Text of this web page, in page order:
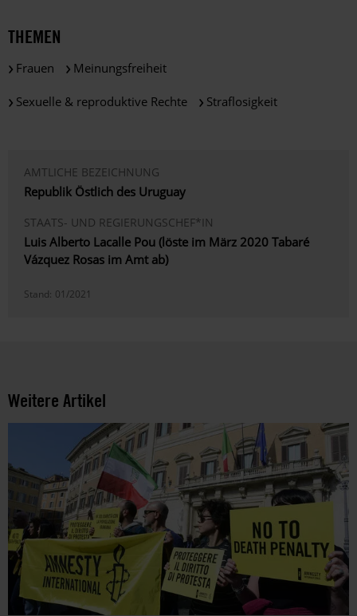
THEMEN
Frauen Meinungsfreiheit
Sexuelle & reproduktive Rechte Straflosigkeit
AMTLICHE BEZEICHNUNG
Republik Östlich des Uruguay
STAATS- UND REGIERUNGSCHEF*IN
Luis Alberto Lacalle Pou (löste im März 2020 Tabaré
Vázquez Rosas im Amt ab)
Stand: 01/2021
Weitere Artikel